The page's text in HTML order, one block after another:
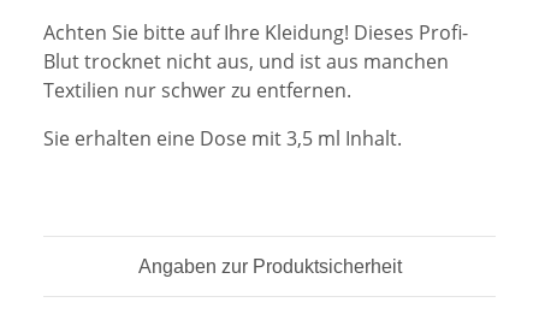
Achten Sie bitte auf Ihre Kleidung! Dieses Profi-
Blut trocknet nicht aus, und ist aus manchen
Textilien nur schwer zu entfernen.
Sie erhalten eine Dose mit 3,5 ml Inhalt.
Angaben zur Produktsicherheit